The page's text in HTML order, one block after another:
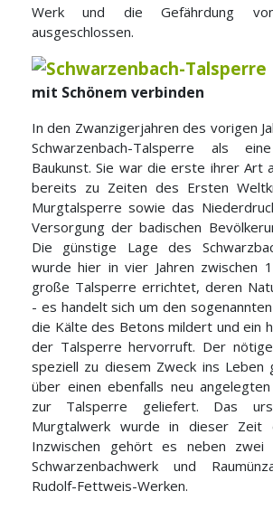
Werk und die Gefährdung von
ausgeschlossen.
mit Schönem verbinden
In den Zwanzigerjahren des vorigen
Schwarzenbach-Talsperre als
Baukunst. Sie war die erste ihrer Art
bereits zu Zeiten des Ersten
Murgtalsperre sowie das
Versorgung der badischen
Die günstige Lage des
wurde hier in vier Jahren zwischen
große Talsperre errichtet, deren
- es handelt sich um den
die Kälte des Betons mildert und ein
der Talsperre hervorruft. Der
speziell zu diesem Zweck ins Leben
über einen ebenfalls neu
zur Talsperre geliefert. Das
Murgtalwerk wurde in dieser Zeit
Inzwischen gehört es neben zwei
Schwarzenbachwerk und
Rudolf-Fettweis-Werken.